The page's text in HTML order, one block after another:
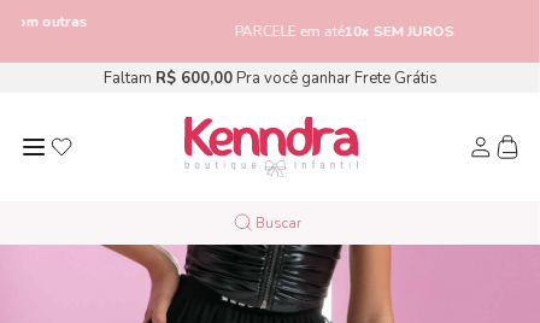
PARCELE em até10x SEM JUROS
Faltam R$ 600,00Pra você ganhar Frete Grátis